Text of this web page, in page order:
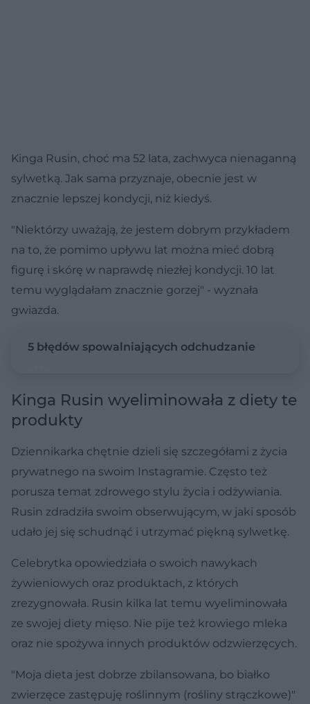
Kinga Rusin, choć ma 52 lata, zachwyca nienaganną
sylwetką. Jak sama przyznaje, obecnie jest w
znacznie lepszej kondycji, niż kiedyś.
"Niektórzy uważają, że jestem dobrym przykładem
na to, że pomimo upływu lat można mieć dobrą
figurę i skórę w naprawdę niezłej kondycji. 10 lat
temu wyglądałam znacznie gorzej" - wyznała
gwiazda.
5 błędów spowalniających odchudzanie
Kinga Rusin wyeliminowała z diety te
produkty
Dziennikarka chętnie dzieli się szczegółami z życia
prywatnego na swoim Instagramie. Często też
porusza temat zdrowego stylu życia i odżywiania.
Rusin zdradziła swoim obserwującym, w jaki sposób
udało jej się schudnąć i utrzymać piękną sylwetkę.
Celebrytka opowiedziała o swoich nawykach
żywieniowych oraz produktach, z których
zrezygnowała. Rusin kilka lat temu wyeliminowała
ze swojej diety mięso. Nie pije też krowiego mleka
oraz nie spożywa innych produktów odzwierzęcych.
"Moja dieta jest dobrze zbilansowana, bo białko
zwierzęce zastępuję roślinnym (rośliny strączkowe)"